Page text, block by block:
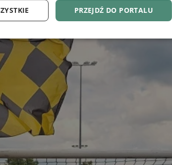
PRZEJDŹ DO PORTALU
Targetowanie Funkcjonalność
Targetowanie Funkcjonalność
strony internetowej, takich jak logowanie użytkownika i
korzystać ze strony internetowej.
Opis